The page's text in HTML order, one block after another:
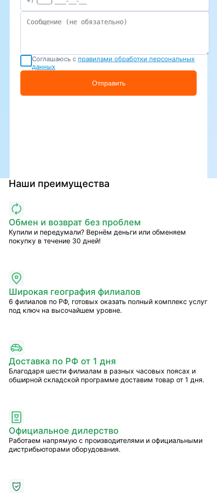
Соглашаюсь с правилами обработки персональных
данных
Отправить
Наши преимущества
Обмен и возврат без проблем
Купили и передумали? Вернём деньги или обменяем
покупку в течение 30 дней!
Широкая география филиалов
6 филиалов по РФ, готовых оказать полный комплекс услуг
под ключ на высочайшем уровне.
Доставка по РФ от 1 дня
Благодаря шести филиалам в разных часовых поясах и
обширной складской программе доставим товар от 1 дня.
Официальное дилерство
Работаем напрямую с производителями и официальными
дистрибьюторами оборудования.